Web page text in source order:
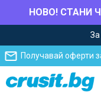
НОВО! СТАНИ
главното
съдържание
Навигацията
За
Получавай оферти